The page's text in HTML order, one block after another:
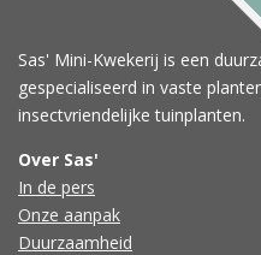
Sas' Mini-Kwekerij is een
gespecialiseerd in vaste
insectvriendelijke tuinplanten.
Over Sas'
In de pers
Onze aanpak
Duurzaamheid